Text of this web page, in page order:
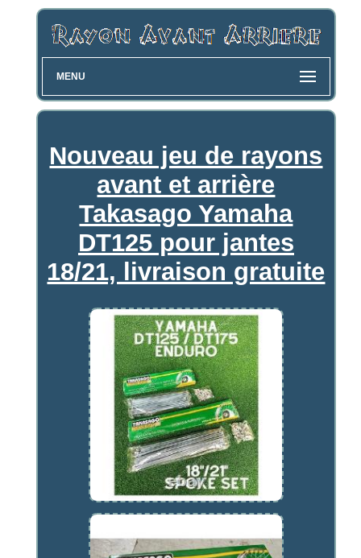
MENU
Nouveau jeu de rayons
avant et arrière
Takasago Yamaha
DT125 pour jantes
18/21, livraison gratuite